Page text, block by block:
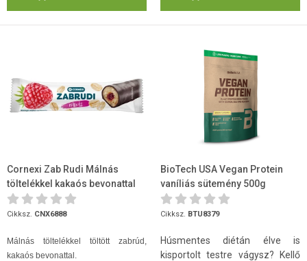
Cornexi Zab Rudi Málnás
töltelékkel kakaós bevonattal
30 g
Cikksz. CNX6888
Málnás töltelékkel töltött zabrúd,
kakaós bevonattal.
BioTech USA Vegan Protein
vaníliás sütemény 500g
Cikksz. BTU8379
Húsmentes diétán élve is
kisportolt testre vágysz? Kellő